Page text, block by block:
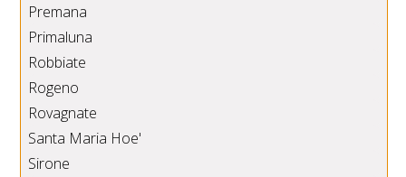
Premana
Primaluna
Robbiate
Rogeno
Rovagnate
Santa Maria Hoe'
Sirone